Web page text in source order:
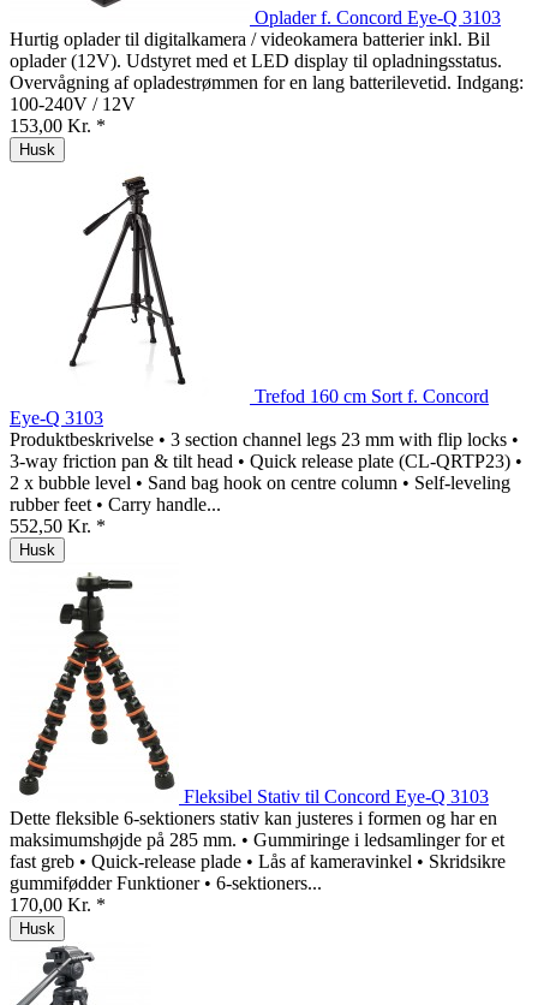
Oplader f. Concord Eye-Q 3103
Hurtig oplader til digitalkamera / videokamera batterier inkl. Bil
oplader (12V). Udstyret med et LED display til opladningsstatus.
Overvågning af opladestrømmen for en lang batterilevetid. Indgang:
100-240V / 12V
153,00 Kr. *
Husk
Trefod 160 cm Sort f. Concord
Eye-Q 3103
Produktbeskrivelse • 3 section channel legs 23 mm with flip locks •
3-way friction pan & tilt head • Quick release plate (CL-QRTP23) •
2 x bubble level • Sand bag hook on centre column • Self-leveling
rubber feet • Carry handle...
552,50 Kr. *
Husk
Fleksibel Stativ til Concord Eye-Q 3103
Dette fleksible 6-sektioners stativ kan justeres i formen og har en
maksimumshøjde på 285 mm. • Gummiringe i ledsamlinger for et
fast greb • Quick-release plade • Lås af kameravinkel • Skridsikre
gummifødder Funktioner • 6-sektioners...
170,00 Kr. *
Husk